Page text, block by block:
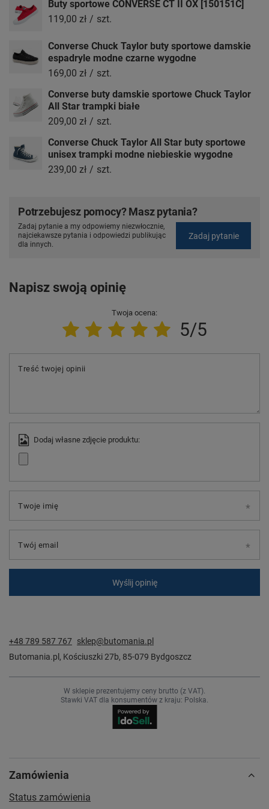
Buty sportowe CONVERSE CT II OX [150151C]
119,00 zł / szt.
Converse Chuck Taylor buty sportowe damskie
espadryle modne czarne wygodne
169,00 zł / szt.
Converse buty damskie sportowe Chuck Taylor
All Star trampki białe
209,00 zł / szt.
Converse Chuck Taylor All Star buty sportowe
unisex trampki modne niebieskie wygodne
239,00 zł / szt.
Potrzebujesz pomocy? Masz pytania?
Zadaj pytanie a my odpowiemy niezwłocznie,
najciekawsze pytania i odpowiedzi publikując
dla innych.
Zadaj pytanie
Napisz swoją opinię
Twoja ocena:
5/5
Treść twojej opinii
Dodaj własne zdjęcie produktu:
Twoje imię
Twój email
Wyślij opinię
+48 789 587 767 sklep@butomania.pl
Butomania.pl , Kościuszki 27b, 85-079 Bydgoszcz
W sklepie prezentujemy ceny brutto (z VAT).
Stawki VAT dla konsumentów z kraju: Polska.
Zamówienia
Status zamówienia